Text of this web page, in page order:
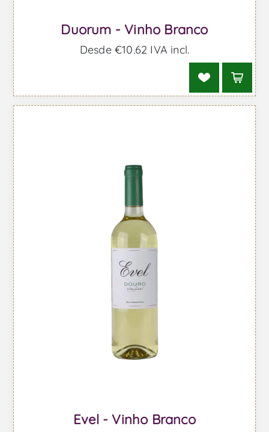
Duorum - Vinho Branco
Desde €10,62 IVA incl.
Evel - Vinho Branco